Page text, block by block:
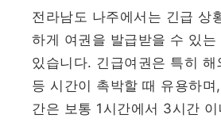
전라남도 나주에서는 긴급 상
하게 여권을 발급받을 수 있는
있습니다. 긴급여권은 특히
등 시간이 촉박할 때 유용하며
간은 보통 1시간에서 3시간